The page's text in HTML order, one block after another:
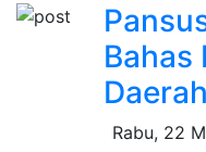
Bahas
Daerah
Rabu, 22